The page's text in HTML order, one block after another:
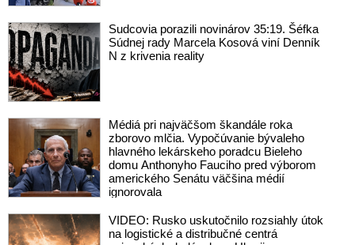
Sudcovia porazili novinárov 35:19. Šéfka
Súdnej rady Marcela Kosová viní Denník
N z krivenia reality
Médiá pri najväčšom škandále roka
zborovo mlčia. Vypočúvanie bývaleho
hlavného lekárskeho poradcu Bieleho
domu Anthonyho Fauciho pred výborom
amerického Senátu väčšina médií
ignorovala
VIDEO: Rusko uskutočnilo rozsiahly útok
na logistické a distribučné centrá